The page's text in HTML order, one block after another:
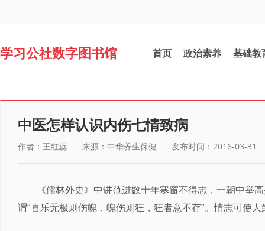
学习公社数字图书馆 首页 政治素养 基础教
中医怎样认识内伤七情致病
作者：王红蕊 来源：中华养生保健 发布时间：2016-03-31
《儒林外史》中讲范进数十年寒窗不得志，一朝中举
谓“喜乐无极则伤魄，魄伤则狂，狂者意不存”。情志可使